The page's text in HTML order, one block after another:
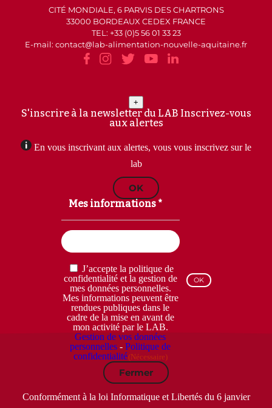
CITÉ MONDIALE, 6 PARVIS DES CHARTRONS
33000 BORDEAUX CEDEX FRANCE
TEL: +33 (0)5 56 01 33 23
E-mail: contact
lab-alimentation-nouvelle-aquitaine.fr
+
S'inscrire à la newsletter du LAB Inscrivez-vous
aux alertes
En vous inscrivant aux alertes, vous vous inscrivez sur le
lab
OK
Mes informations *
RGPD
(Nécessaire)
J’accepte la politique de
confidentialité et la gestion de
mes données personnelles.
Mes informations peuvent être
rendues publiques dans le
cadre de la mise en avant de
mon activité par le LAB.
Gestion de vos données
personnelles -Politique de
confidentialité(Nécessaire)
Fermer
Conformément à la loi Informatique et Libertés du 6 janvier